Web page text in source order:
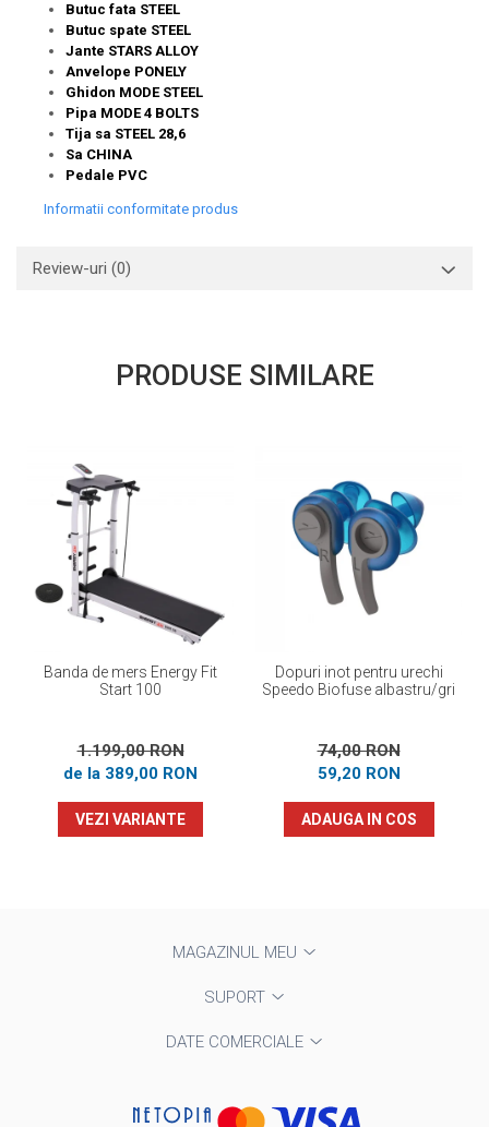
Butuc fata STEEL
Butuc spate STEEL
Jante STARS ALLOY
Anvelope PONELY
Ghidon MODE STEEL
Pipa MODE 4 BOLTS
Tija sa STEEL 28,6
Sa CHINA
Pedale PVC
Informatii conformitate produs
Review-uri (0)
PRODUSE SIMILARE
Banda de mers Energy Fit
Start 100
1.199,00 RON
de la 389,00 RON
VEZI VARIANTE
Dopuri inot pentru urechi
Speedo Biofuse albastru/gri
74,00 RON
59,20 RON
ADAUGA IN COS
MAGAZINUL MEU
SUPORT
DATE COMERCIALE